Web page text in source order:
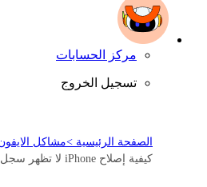
مركز الحسابات
تسجيل الخروج
الصفحة الرئيسية >مشاكل
كيفية إصلاح iPhone لا تظهر سجل المكالمات ومكالمات فائتة؟